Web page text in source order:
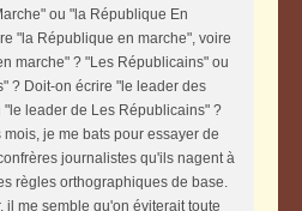
ou "la République En
"la République en marche", voire
marche" ? "Les Républicains" ou
? Doit-on écrire "le leader des
"le leader de Les Républicains" ?
je me bats pour essayer de
journalistes qu'ils nagent à
règles orthographiques de base.
il me semble qu'on éviterait toute